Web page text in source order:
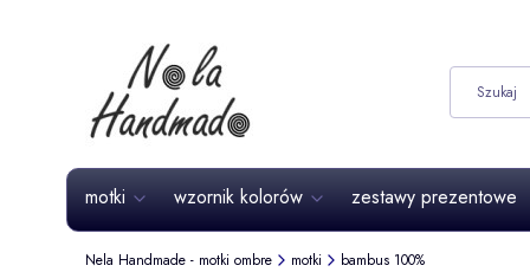
motki wzornik kolorów zestawy prezentowe
Nela Handmade - motki ombre motki bambus 100%